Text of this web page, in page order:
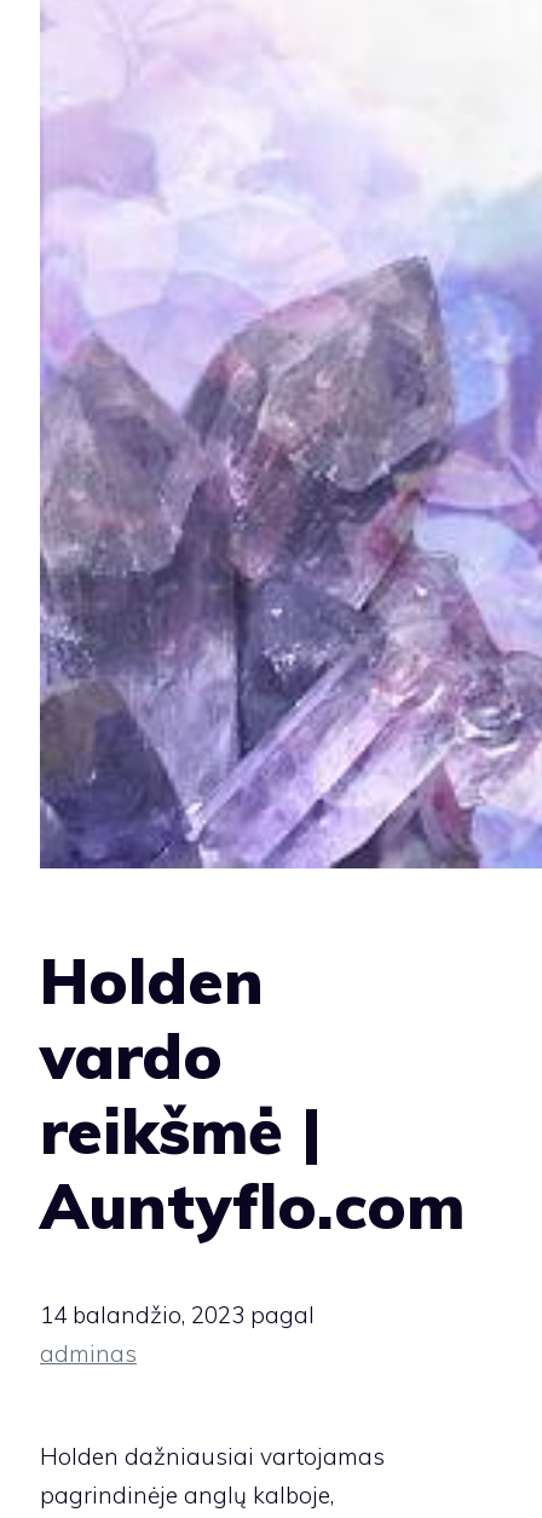
Holden
vardo
reikšmė |
Auntyflo.com
14 balandžio, 2023 pagal
adminas
Holden dažniausiai vartojamas
pagrindinėje anglų kalboje,